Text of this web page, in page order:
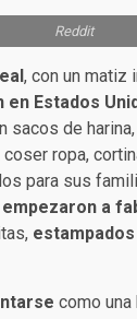
Reddit
, con un matiz
en Estados
sacos de
ropa,
para sus
empezaron a
como